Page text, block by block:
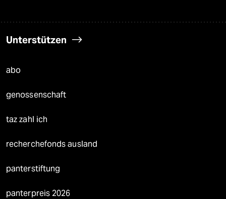
Unterstützen
abo
genossenschaft
taz zahl ich
recherchefonds ausland
panterstiftung
panterpreis 2026